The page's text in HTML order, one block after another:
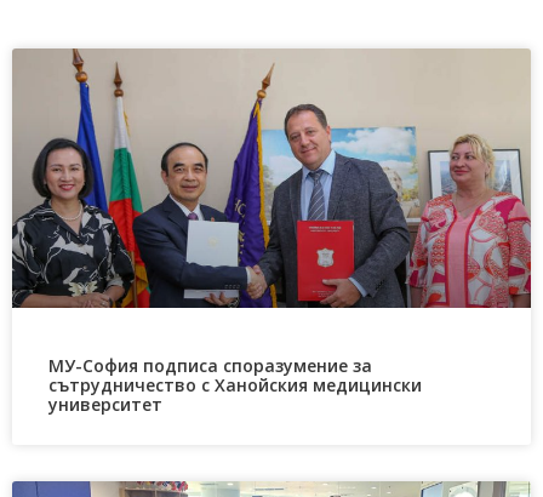
МУ-София подписа споразумение за
сътрудничество с Ханойския медицински
университет